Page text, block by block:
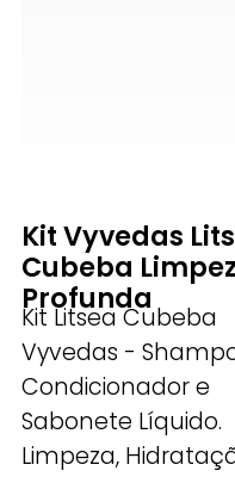
Kit Vyvedas
Cubeba
Profunda
Kit Litsea Cubeba
Vyvedas -
Condicionador e
Sabonete Líquido.
Limpeza,